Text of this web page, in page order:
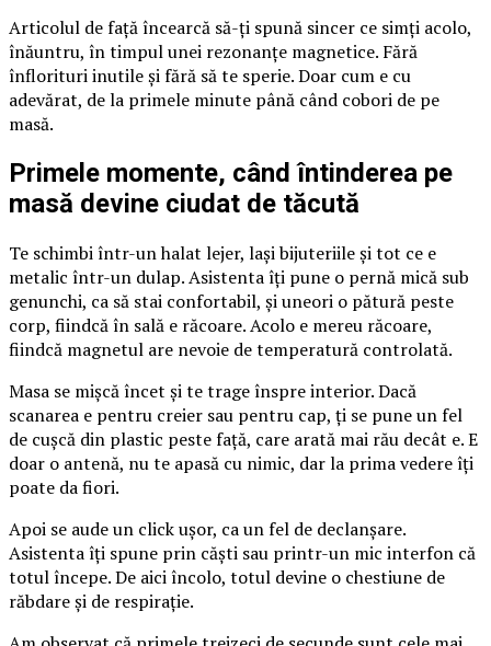
Articolul de față încearcă să-ți spună sincer ce simți acolo,
înăuntru, în timpul unei rezonanțe magnetice. Fără
înflorituri inutile și fără să te sperie. Doar cum e cu
adevărat, de la primele minute până când cobori de pe
masă.
Primele momente, când întinderea pe
masă devine ciudat de tăcută
Te schimbi într-un halat lejer, lași bijuteriile și tot ce e
metalic într-un dulap. Asistenta îți pune o pernă mică sub
genunchi, ca să stai confortabil, și uneori o pătură peste
corp, fiindcă în sală e răcoare. Acolo e mereu răcoare,
fiindcă magnetul are nevoie de temperatură controlată.
Masa se mișcă încet și te trage înspre interior. Dacă
scanarea e pentru creier sau pentru cap, ți se pune un fel
de cușcă din plastic peste față, care arată mai rău decât e. E
doar o antenă, nu te apasă cu nimic, dar la prima vedere îți
poate da fiori.
Apoi se aude un click ușor, ca un fel de declanșare.
Asistenta îți spune prin căști sau printr-un mic interfon că
totul începe. De aici încolo, totul devine o chestiune de
răbdare și de respirație.